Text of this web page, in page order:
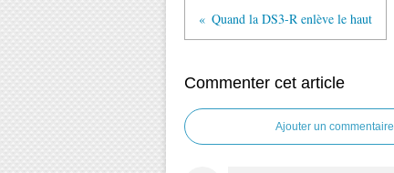
Quand la DS3-R enlève le haut
Commenter cet article
Ajouter un commentaire